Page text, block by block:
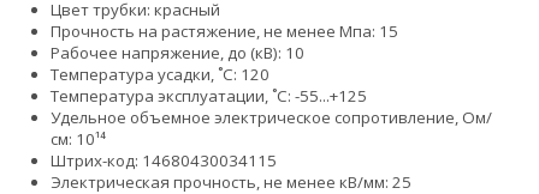
Цвет трубки: красный
Прочность на растяжение, не менее Мпа: 15
Рабочее напряжение, до (кВ): 10
Температура усадки, ˚С: 120
Температура эксплуатации, ˚С: -55...+125
Удельное объемное электрическое сопротивление, Ом/
см: 10¹⁴
Штрих-код: 14680430034115
Электрическая прочность, не менее кВ/мм: 25